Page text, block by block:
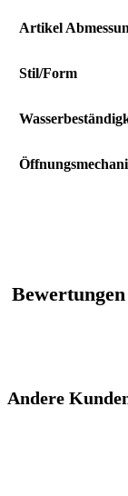
Artikel
Stil/Form
Bewertungen
Andere